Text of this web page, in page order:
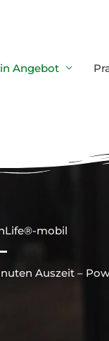
Angebot
mobil
Auszeit –